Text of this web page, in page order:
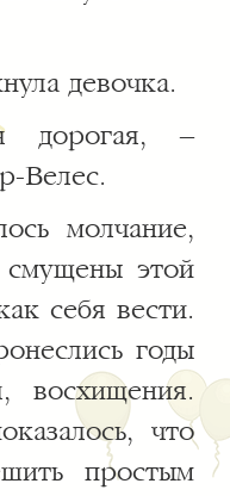
девочка.
дорогая, –
Велес.
молчание,
этой
себя вести.
годы
восхищения.
что
простым